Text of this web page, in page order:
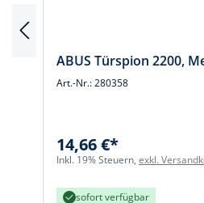
ABUS Türspion 2200,
Art.-Nr.: 280358
14,66 €*
Inkl. 19% Steuern, exkl.
sofort verfügbar